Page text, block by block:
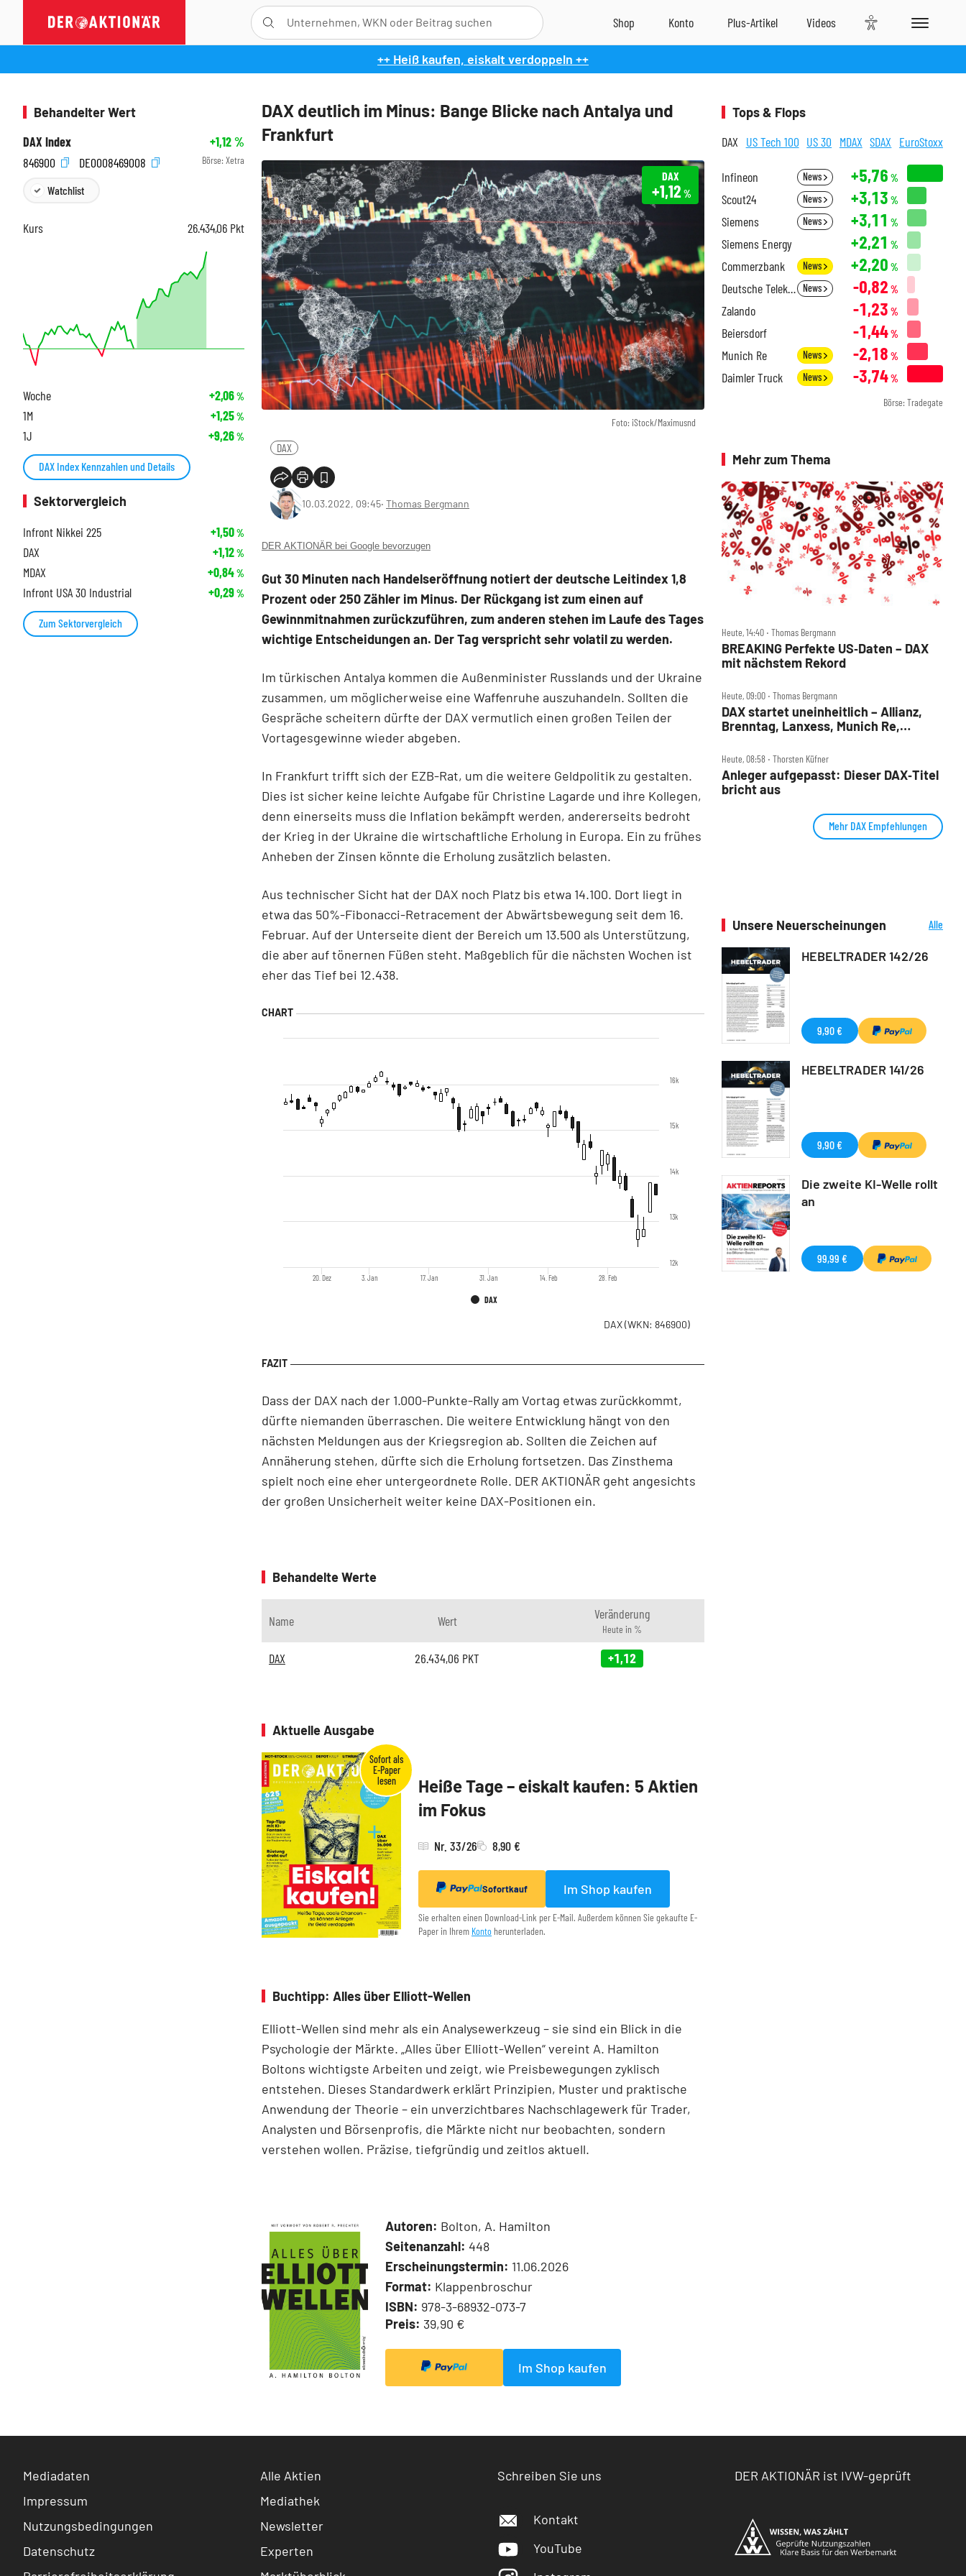
++ Heiß kaufen, eiskalt verdoppeln ++
DAX deutlich im Minus: Bange Blicke nach Antalya und
Frankfurt
Foto: iStock/Maximusnd
DAX
+1,12%
DAX
10.03.2022, 09:45‧ Thomas Bergmann
DER AKTIONÄR bei Google bevorzugen
Gut 30 Minuten nach Handelseröffnung notiert der deutsche Leitindex 1,8
Prozent oder 250 Zähler im Minus. Der Rückgang ist zum einen auf
Gewinnmitnahmen zurückzuführen, zum anderen stehen im Laufe des Tages
wichtige Entscheidungen an. Der Tag verspricht sehr volatil zu werden.
Im türkischen Antalya kommen die Außenminister Russlands und der Ukraine
zusammen, um möglicherweise eine Waffenruhe auszuhandeln. Sollten die
Gespräche scheitern dürfte der DAX vermutlich einen großen Teilen der
Vortagesgewinne wieder abgeben.
In Frankfurt trifft sich der EZB-Rat, um die weitere Geldpolitik zu gestalten.
Dies ist sicher keine leichte Aufgabe für Christine Lagarde und ihre Kollegen,
denn einerseits muss die Inflation bekämpft werden, andererseits bedroht
der Krieg in der Ukraine die wirtschaftliche Erholung in Europa. Ein zu frühes
Anheben der Zinsen könnte die Erholung zusätzlich belasten.
Aus technischer Sicht hat der DAX noch Platz bis etwa 14.100. Dort liegt in
etwa das 50%-Fibonacci-Retracement der Abwärtsbewegung seit dem 16.
Februar. Auf der Unterseite dient der Bereich um 13.500 als Unterstützung,
die aber auf tönernen Füßen steht. Maßgeblich für die nächsten Wochen ist
eher das Tief bei 12.438.
DAX
20. Dez 3. Jan 17. Jan 31. Jan 14. Feb 28. Feb
12k
13k
14k
15k
16k
DAX(WKN: 846900)
Dass der DAX nach der 1.000-Punkte-Rally am Vortag etwas zurückkommt,
dürfte niemanden überraschen. Die weitere Entwicklung hängt von den
nächsten Meldungen aus der Kriegsregion ab. Sollten die Zeichen auf
Annäherung stehen, dürfte sich die Erholung fortsetzen. Das Zinsthema
spielt noch eine eher untergeordnete Rolle. DER AKTIONÄR geht angesichts
der großen Unsicherheit weiter keine DAX-Positionen ein.
Behandelte Werte
Name Wert Veränderung
Heute in %
DAX 26.434,06 PKT +1,12
Aktuelle Ausgabe
Heiße Tage – eiskalt kaufen: 5 Aktien
im Fokus
Nr. 33/26 8,90 €
Sofortkauf Im Shop kaufen
Sie erhalten einen Download-Link per E-Mail. Außerdem können Sie gekaufte E-
Paper in Ihrem Konto herunterladen.
Buchtipp: Alles über Elliott-Wellen
Elliott-Wellen sind mehr als ein Analysewerkzeug – sie sind ein Blick in die
Psychologie der Märkte. „Alles über Elliott-Wellen“ vereint A. Hamilton
Boltons wichtigste Arbeiten und zeigt, wie Preisbewegungen zyklisch
entstehen. Dieses Standardwerk erklärt Prinzipien, Muster und praktische
Anwendung der Theorie – ein unverzichtbares Nachschlagewerk für Trader,
Analysten und Börsenprofis, die Märkte nicht nur beobachten, sondern
verstehen wollen. Präzise, tiefgründig und zeitlos aktuell.
Autoren: Bolton, A. Hamilton
Seitenanzahl: 448
Erscheinungstermin: 11.06.2026
Format: Klappenbroschur
ISBN: 978-3-68932-073-7
Preis: 39,90 €
Im Shop kaufen
Behandelter Wert
DAX Index
+1,12%
846900
DE0008469008 Börse: Xetra
Watchlist
Kurs 26.434,06 Pkt
Woche +2,06%
1M +1,25%
1J +9,26%
DAX Index Kennzahlen und Details
Sektorvergleich
Infront Nikkei 225
+1,50%
DAX +1,12%
MDAX +0,84%
Infront USA 30 Industrial +0,29%
Zum Sektorvergleich
Tops & Flops
DAX US Tech 100 US 30 MDAX SDAX EuroStoxx
Infineon News +5,76 %
Scout24 News +3,13 %
Siemens News +3,11 %
Siemens Energy +2,21 %
Commerzbank News +2,20 %
Deutsche Telekom News -0,82 %
Zalando -1,23 %
Beiersdorf -1,44%
Munich Re News -2,18 %
Daimler Truck News -3,74%
Börse: Tradegate
Mehr zum Thema
Heute, 14:40 ‧ Thomas Bergmann
BREAKING Perfekte US‑Daten – DAX
mit nächstem Rekord
Heute, 09:00 ‧ Thomas Bergmann
DAX startet uneinheitlich – Allianz,
Brenntag, Lanxess, Munich Re,
Heute, 08:58 ‧ Thorsten Küfner
Anleger aufgepasst: Dieser DAX‑Titel
bricht aus
Mehr DAX Empfehlungen
Unsere Neuerscheinungen
Alle
HEBELTRADER 142/26
9,90 €
HEBELTRADER 141/26
9,90 €
Die zweite KI-Welle rollt
an
99,99 €
Mediadaten
Impressum
Nutzungsbedingungen
Datenschutz
Alle Aktien
Mediathek
Newsletter
Experten
Schreiben Sie uns
Kontakt
YouTube
DER AKTIONÄR ist IVW-geprüft